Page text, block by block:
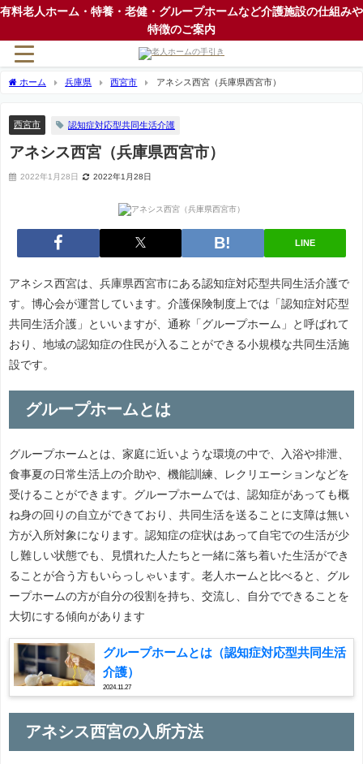
有料老人ホーム・特養・老健・グループホームなど介護施設の仕組みや
特徴のご案内
ホーム 兵庫県 西宮市 アネシス西宮（兵庫県西宮市）
西宮市 認知症対応型共同生活介護
アネシス西宮（兵庫県西宮市）
2022年1月28日 2022年1月28日
LINE
アネシス西宮は、兵庫県西宮市にある認知症対応型共同生活介護で
す。博心会が運営しています。介護保険制度上では「認知症対応型
共同生活介護」といいますが、通称「グループホーム」と呼ばれて
おり、地域の認知症の住民が入ることができる小規模な共同生活施
設です。
グループホームとは
グループホームとは、家庭に近いような環境の中で、入浴や排泄、
食事夏の日常生活上の介助や、機能訓練、レクリエーションなどを
受けることができます。グループホームでは、認知症があっても概
ね身の回りの自立ができており、共同生活を送ることに支障は無い
方が入所対象になります。認知症の症状はあって自宅での生活が少
し難しい状態でも、見慣れた人たちと一緒に落ち着いた生活ができ
ることが合う方もいらっしゃいます。老人ホームと比べると、グル
ープホームの方が自分の役割を持ち、交流し、自分でできることを
大切にする傾向があります
グループホームとは（認知症対応型共同生活
介護）
2024.11.27
アネシス西宮の入所方法